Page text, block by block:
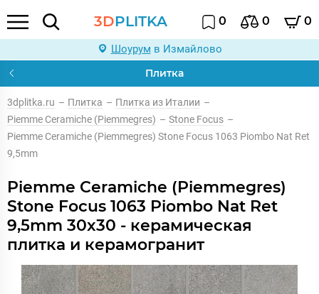
3DPLITKA 0 0 0
Шоурум в Измайлово
Плитка
3dplitka.ru – Плитка – Плитка из Италии –
Piemme Ceramiche (Piemmegres) – Stone Focus –
Piemme Ceramiche (Piemmegres) Stone Focus 1063 Piombo Nat Ret
9,5mm
Piemme Ceramiche (Piemmegres)
Stone Focus 1063 Piombo Nat Ret
9,5mm 30x30 - керамическая
плитка и керамогранит